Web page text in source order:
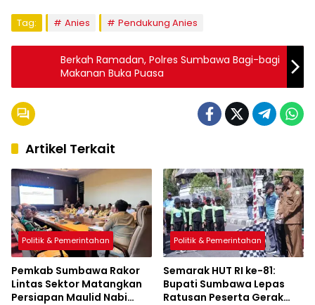
Tag: Anies Pendukung Anies
Berkah Ramadan, Polres Sumbawa Bagi-bagi
Makanan Buka Puasa
Artikel Terkait
Politik & Pemerintahan
Pemkab Sumbawa Rakor
Lintas Sektor Matangkan
Persiapan Maulid Nabi
Politik & Pemerintahan
Semarak HUT RI ke-81:
Bupati Sumbawa Lepas
Ratusan Peserta Gerak